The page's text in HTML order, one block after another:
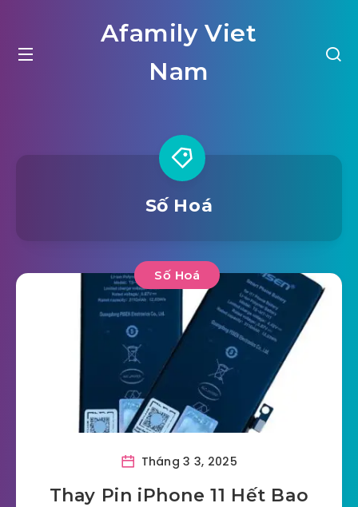
Afamily Viet
Nam
Số Hoá
Số Hoá
Tháng 3 3, 2025
Thay Pin iPhone 11 Hết Bao